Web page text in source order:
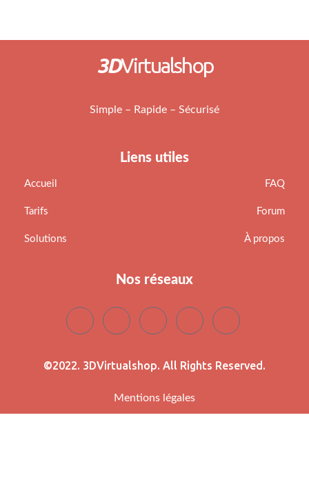
3DVirtualshop
Simple – Rapide – Sécurisé
Liens utiles
Accueil
Tarifs
Solutions
FAQ
Forum
À propos
Nos réseaux
©2022. 3DVirtualshop. All Rights Reserved.
Mentions légales